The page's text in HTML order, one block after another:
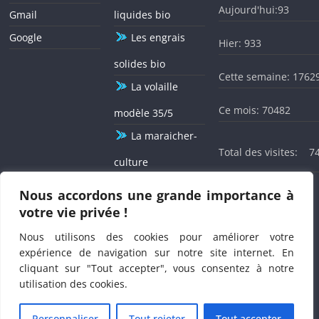
Nous accordons une grande importance à
votre vie privée !
Nous utilisons des cookies pour améliorer votre
expérience de navigation sur notre site internet. En
cliquant sur "Tout accepter", vous consentez à notre
utilisation des cookies.
mois, des adolescentes de 10-14 ans, des femmes en âge de
procréer de 15 à 49 ans et la mortalité rétrospective dans la
population au Burkina Faso. Pour le déroulement de la
façon électronique, les populations se trouvant dans les
ménages sélectionnés seront soumises durant l’enquête à la
vitamine A, de déparasitant, au test d’iode, à la recherche
Le XXXII ème Basga du Président de BELWET célébré sous le
signe de la solidarité agissante
Gmail
Google
liquides bio
Les engrais
solides bio
La volaille
modèle 35/5
La maraicher-
culture
12 mois / 12
Aujourd'hui:93
Hier: 933
Cette semaine:
Ce mois: 70482
Total des visites:
Copyright © 2026BELWET. Tous droits réservés.